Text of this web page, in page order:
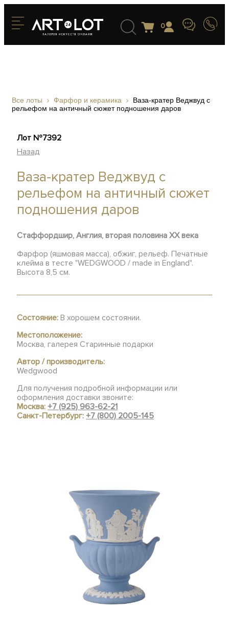
0
Все лоты Фарфор и керамика
Ваза-кратер Веджвуд с
рельефом на античный сюжет подношения даров
Лот №7392
Назад
Ваза-кратер Веджвуд с
рельефом на античный сюжет
подношения даров
Стаффордшир, Англия, вторая половина XX века
Фарфор (яшмовая масса), обжиг, рельеф. Печатные
клейма в тесте "WEDGWOOD / made in England".
Высота 8,5 см.
Состояние: В хорошем состоянии.
Местоположение:
Москва, галерея Старинные подарки
Автор / производитель:
Wedgwood
Для получения подробной информации или
оформления доставки звоните:
Москва:+7 (925) 963-62-21
Санкт-Петербург:+7 (800) 2005-145